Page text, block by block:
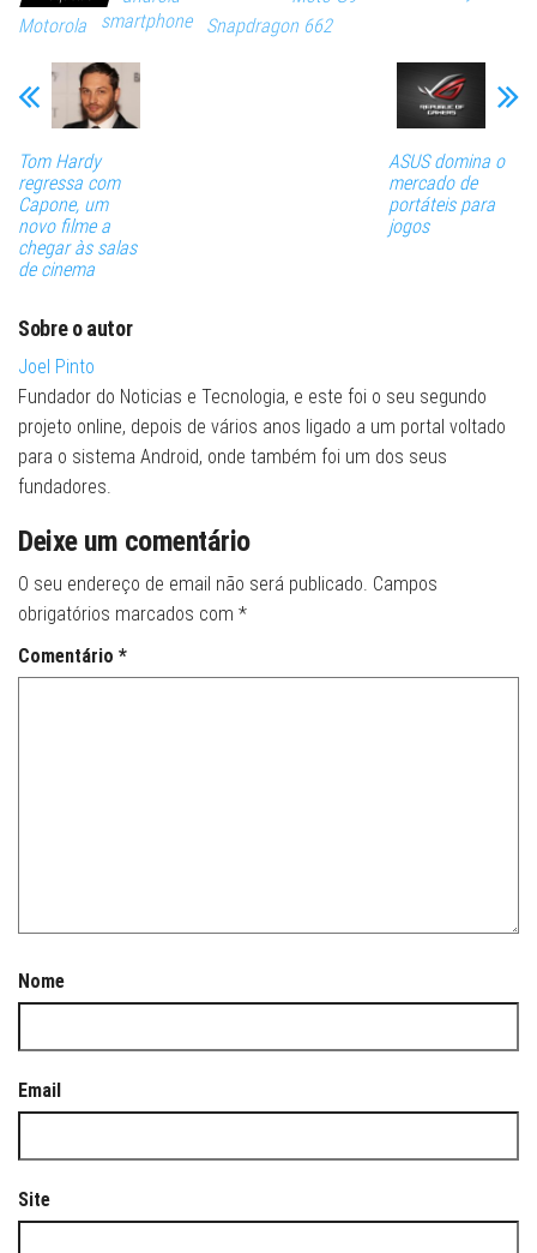
Motorola
smartphone Snapdragon 662
Tom Hardy
regressa com
Capone, um
novo filme a
chegar às salas
de cinema
ASUS domina o
mercado de
portáteis para
jogos
Sobre o autor
Joel Pinto
Fundador do Noticias e Tecnologia, e este foi o seu segundo
projeto online, depois de vários anos ligado a um portal voltado
para o sistema Android, onde também foi um dos seus
fundadores.
Deixe um comentário
O seu endereço de email não será publicado. Campos
obrigatórios marcados com *
Comentário *
Nome
Email
Site